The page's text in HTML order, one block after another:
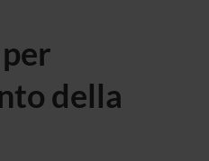
della